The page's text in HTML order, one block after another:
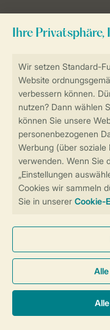
Sicher und
Sichere
Sicheres Bezahlen
Cookies
© 2026